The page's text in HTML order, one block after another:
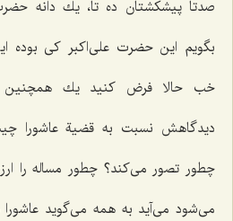
صدتا پیشكشتان ده تا، یك دانه
بگویم این حضرت علی‌اكبر كی
خب حالا فرض كنید یك
دیدگاهش نسبت به قضیة عاشورا
چطور تصور می‌كند؟ چطور مساله را
می‌شود می‌آید به همه می‌گوید عاشورا